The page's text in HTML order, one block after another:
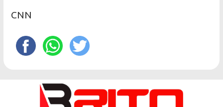
CNN